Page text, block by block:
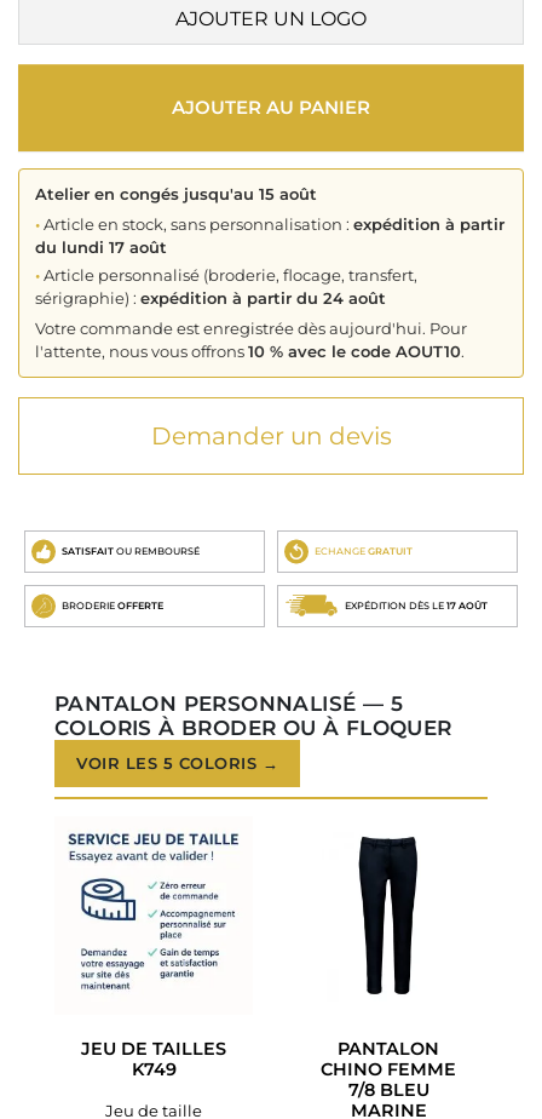
AJOUTER UN LOGO
AJOUTER AU PANIER
Atelier en congés jusqu'au 15 août
•Article en stock, sans personnalisation : expédition à partir
du lundi 17 août
•Article personnalisé (broderie, flocage, transfert,
sérigraphie) : expédition à partir du 24 août
Votre commande est enregistrée dès aujourd'hui. Pour
l'attente, nous vous offrons10 % avec le code AOUT10.
Demander un devis
SATISFAIT OU REMBOURSÉ ECHANGE GRATUIT
BRODERIE OFFERTE EXPÉDITION DÈS LE 17 AOÛT
PANTALON PERSONNALISÉ — 5
COLORIS À BRODER OU À FLOQUER
VOIR LES 5 COLORIS →
JEU DE TAILLES
K749
Jeu de taille
PANTALON
CHINO FEMME
7/8 BLEU
MARINE